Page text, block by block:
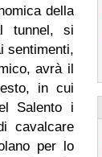
della
tunnel, si
sentimenti,
avrà il
in cui
Salento i
cavalcare
per lo